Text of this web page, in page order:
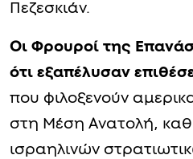
Πεζεσκιάν.
Οι Φρουροί της
ότι εξαπέλυσαν
που φιλοξενούν
στη Μέση Ανατολή,
ισραηλινών